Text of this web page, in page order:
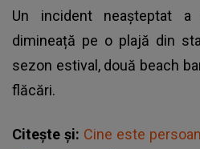
Un incident neașteptat
dimineață pe o plajă din
sezon estival, două beach
flăcări.
Citește și: Cine este